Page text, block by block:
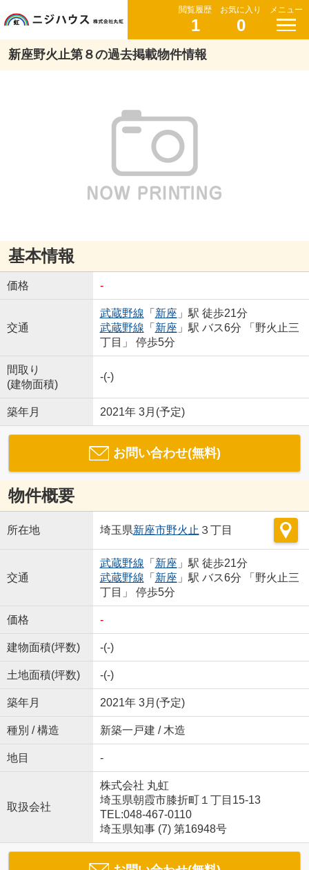
閲覧履歴
1
お気に入り
0
メニュー
新座野火止第８の過去掲載物件情報
基本情報
価格 -
交通
武蔵野線 「 新座 」駅 徒歩21分
武蔵野線 「 新座 」駅 バス6分 「野火止三
丁目」 停歩5分
間取り
(建物面積)
-(-)
築年月 2021年 3月(予定)
お問い合わせ(無料)
物件概要
所在地 埼玉県新座市野火止 ３丁目
交通
武蔵野線 「 新座 」駅 徒歩21分
武蔵野線 「 新座 」駅 バス6分 「野火止三
丁目」 停歩5分
価格 -
建物面積(坪数) -(-)
土地面積(坪数) -(-)
築年月 2021年 3月(予定)
種別 / 構造 新築一戸建 / 木造
地目 -
取扱会社
株式会社 丸虹
埼玉県朝霞市膝折町１丁目15-13
TEL:048-467-0110
埼玉県知事 (7) 第16948号